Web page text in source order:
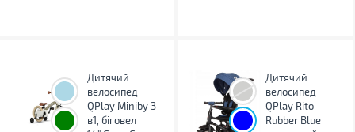
Дитячий
велосипед
QPlay Miniby 3
в1, біговел
Дитячий
велосипед
QPlay Rito
Rubber Blue